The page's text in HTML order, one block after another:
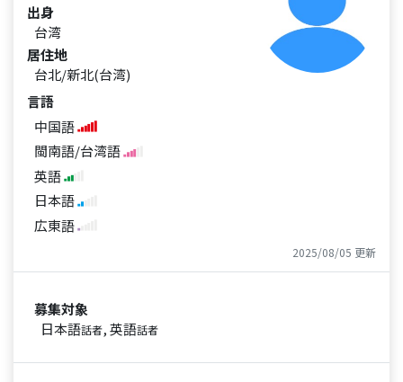
出身
台湾
居住地
台北/新北(台湾)
言語
中国語
閩南語/台湾語
英語
日本語
広東語
2025/08/05 更新
募集対象
日本語話者, 英語話者